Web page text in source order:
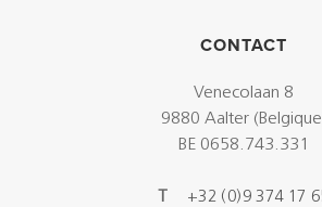
CONTACT
Venecolaan 8
9880 Aalter
BE 0658.743.331
+32 (0)9 374 17